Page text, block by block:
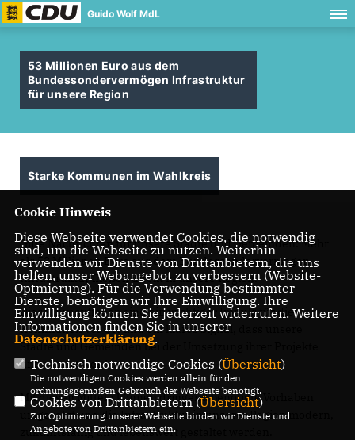
Guido Wolf MdL
53 Millionen Euro aus dem
Bundessondervermögen Infrastruktur
für unsere Region
Starke Kommunen im Wahlkreis
Gute Nachrichten für unsere Städte und Gemeinden: Mehr
als 53 Millionen Euro aus dem Bundessondervermögen
Infrastruktur fließen direkt in unsere Region.
Diese Investitionen sind ein wichtiger Impuls für die
Kommunen vor Ort und ein klares Signal, dass unsere
Städte und Gemeinden bei der Umsetzung ihrer Projekte
unterstützt werden.
Mit diesen Mitteln können dringend benötigte Vorhaben
umgesetzt und die Infrastruktur in unserer Region modern,
zukunftsfähig und lebenswert gestaltet werden.
Cookie Hinweis
Diese Webseite verwendet Cookies, die notwendig
sind, um die Webseite zu nutzen. Weiterhin
verwenden wir Dienste von Drittanbietern, die uns
helfen, unser Webangebot zu verbessern (Website-
Optmierung). Für die Verwendung bestimmter
Dienste, benötigen wir Ihre Einwilligung. Ihre
Einwilligung können Sie jederzeit widerrufen. Weitere
Informationen finden Sie in unserer
Datenschutzerklärung.
Technisch notwendige Cookies (Übersicht)
Die notwendigen Cookies werden allein für den
ordnungsgemäßen Gebrauch der Webseite benötigt.
Cookies von Drittanbietern (Übersicht)
Zur Optimierung unserer Webseite binden wir Dienste und
Angebote von Drittanbietern ein.